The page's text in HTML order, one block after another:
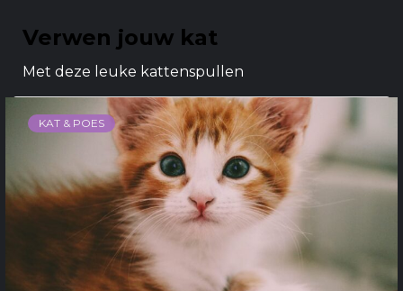
Verwen jouw kat
Met deze leuke kattenspullen
KAT & POES